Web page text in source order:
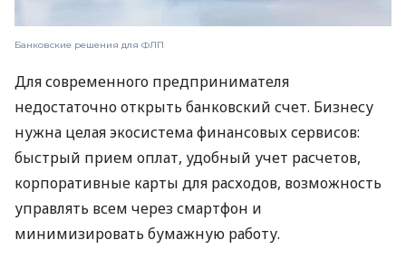
Банковские решения для ФЛП
Для современного предпринимателя
недостаточно открыть банковский счет. Бизнесу
нужна целая экосистема финансовых сервисов:
быстрый прием оплат, удобный учет расчетов,
корпоративные карты для расходов, возможность
управлять всем через смартфон и
минимизировать бумажную работу.